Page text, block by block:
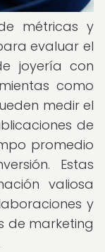
métricas y
evaluar el
joyería con
como
medir el
de
promedio
Estas
valiosa
y
de marketing